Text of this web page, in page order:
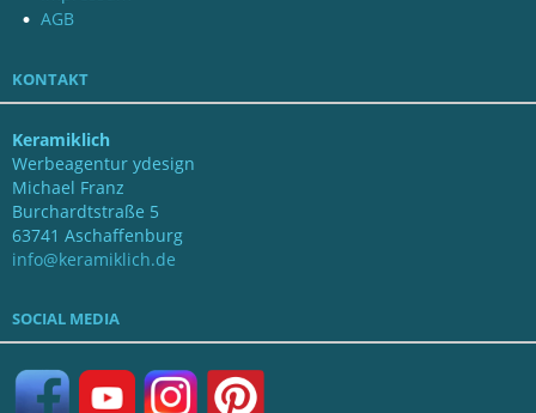
AGB
KONTAKT
Keramiklich
Werbeagentur ydesign
Michael Franz
Burchardtstraße 5
63741 Aschaffenburg
info@keramiklich.de
SOCIAL MEDIA